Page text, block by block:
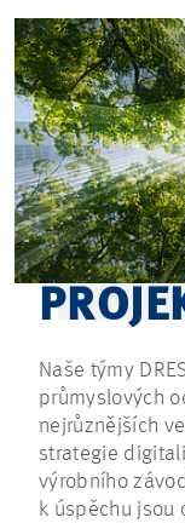
Naše týmy
průmyslových
nejrůznějších
strategie
výrobního
k úspěchu jsou